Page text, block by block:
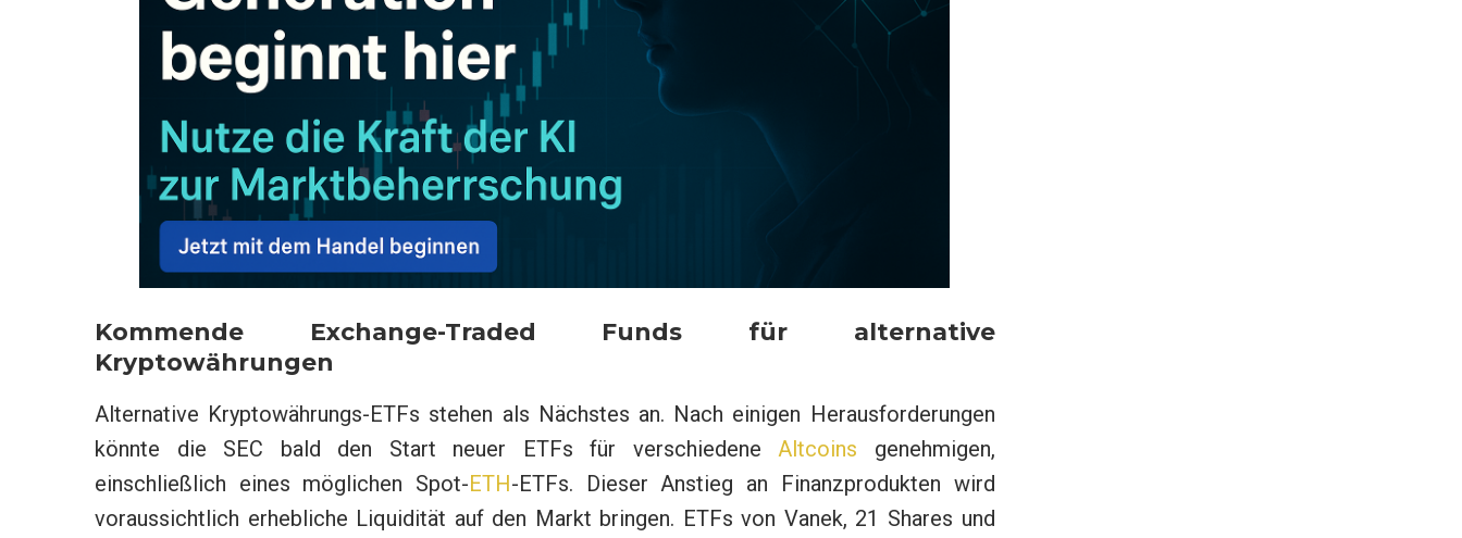
Kommende Exchange-Traded Funds für alternative
Kryptowährungen
Alternative Kryptowährungs-ETFs stehen als Nächstes an. Nach einigen Herausforderungen
könnte die SEC bald den Start neuer ETFs für verschiedene Altcoins genehmigen,
einschließlich eines möglichen Spot-ETH-ETFs. Dieser Anstieg an Finanzprodukten wird
voraussichtlich erhebliche Liquidität auf den Markt bringen. ETFs von Vanek, 21 Shares und